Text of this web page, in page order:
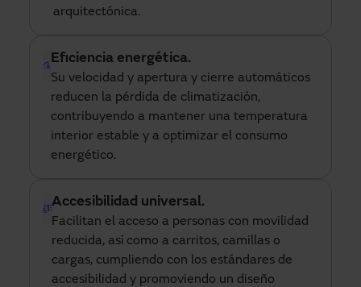
arquitectónica.
Eficiencia energética.
Su velocidad y apertura y cierre automáticos
reducen la pérdida de climatización,
contribuyendo a mantener una temperatura
interior estable y a optimizar el consumo
energético.
Accesibilidad universal.
Facilitan el acceso a personas con movilidad
reducida, así como a carritos, camillas o
cargas, cumpliendo con los estándares de
accesibilidad y promoviendo un diseño